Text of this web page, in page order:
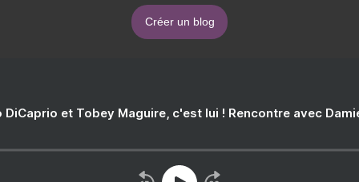
Créer un blog
DiCaprio et Tobey Maguire, c'est lui ! Rencontre avec